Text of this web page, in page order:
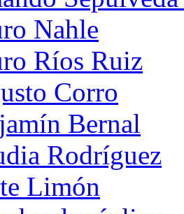
Nahle
Ríos Ruiz
Corro
Bernal
Rodríguez
Limón